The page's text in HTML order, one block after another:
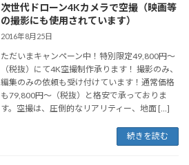
次世代ドローン4Kカメラで空撮（映画等
の撮影にも使用されています）
2016年8月25日
ただいまキャンペーン中！特別限定49,800円～
（税抜）にて4K空撮制作承ります！ 撮影のみ、
編集のみの依頼も受け付けています！通常価格
も79,800円～（税抜）と格安で承っておりま
す。空撮は、圧倒的なリアリティー、地面 […]
続きを読む